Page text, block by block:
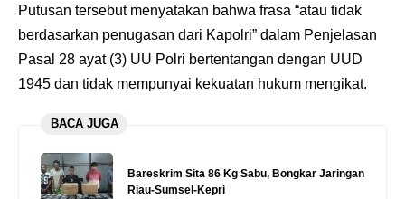
Putusan tersebut menyatakan bahwa frasa “atau tidak
berdasarkan penugasan dari Kapolri” dalam Penjelasan
Pasal 28 ayat (3) UU Polri bertentangan dengan UUD
1945 dan tidak mempunyai kekuatan hukum mengikat.
BACA JUGA
Bareskrim Sita 86 Kg Sabu, Bongkar Jaringan
Riau-Sumsel-Kepri